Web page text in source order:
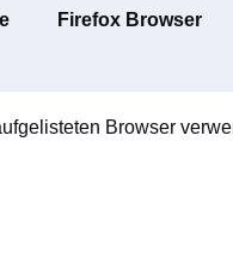
Firefox Browser
Browser